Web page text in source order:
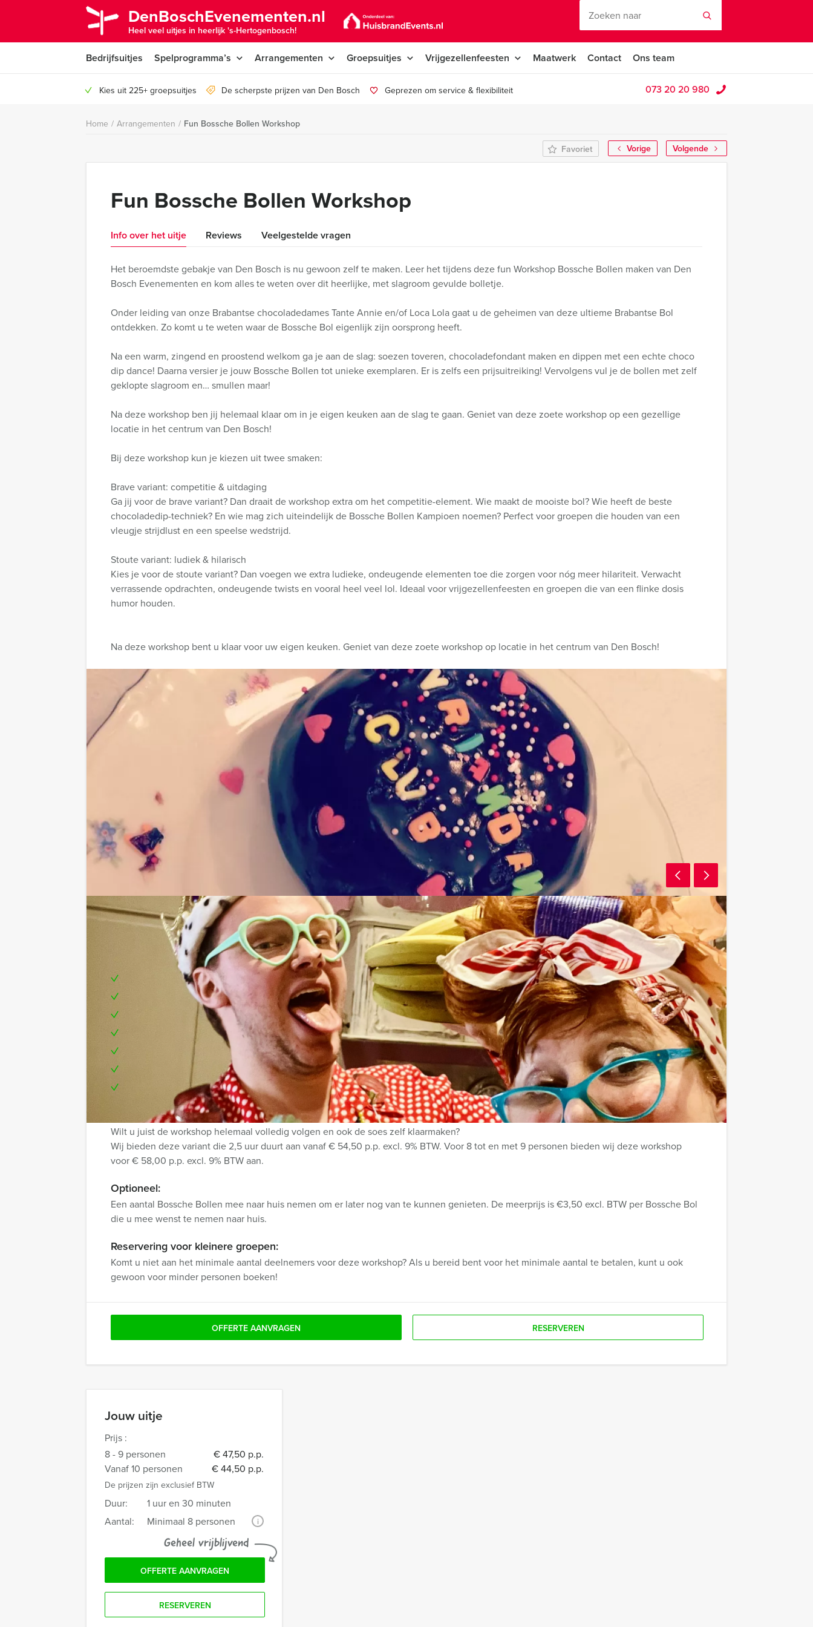
DenBoschEvenementen.nl
Heel veel uitjes in heerlijk 's-Hertogenbosch!
Bedrijfsuitjes Spelprogramma’s Arrangementen Groepsuitjes Vrijgezellenfeesten Maatwerk Contact Ons team
Kies uit 225+ groepsuitjes De scherpste prijzen van Den Bosch Geprezen om service & flexibiliteit 073 20 20 980
Home / Arrangementen / Fun Bossche Bollen Workshop
Vorige Volgende
Favoriet
Jouw uitje
Prijs :
8 - 9 personen
€ 47,50 p.p.
Vanaf 10 personen
€ 44,50 p.p.
De prijzen zijn exclusief BTW
Duur:
1 uur en 30 minuten
Aantal:
Minimaal 8 personen i
Geheel vrijblijvend
OFFERTE AANVRAGEN
RESERVEREN
Fun Bossche Bollen Workshop
Info over het uitje Reviews Veelgestelde vragen
Het beroemdste gebakje van Den Bosch is nu gewoon zelf te maken. Leer het tijdens deze fun Workshop Bossche Bollen maken van Den
Bosch Evenementen en kom alles te weten over dit heerlijke, met slagroom gevulde bolletje.
Onder leiding van onze Brabantse chocoladedames Tante Annie en/of Loca Lola gaat u de geheimen van deze ultieme Brabantse Bol
ontdekken. Zo komt u te weten waar de Bossche Bol eigenlijk zijn oorsprong heeft.
Na een warm, zingend en proostend welkom ga je aan de slag: soezen toveren, chocoladefondant maken en dippen met een echte choco
dip dance! Daarna versier je jouw Bossche Bollen tot unieke exemplaren. Er is zelfs een prijsuitreiking! Vervolgens vul je de bollen met zelf
geklopte slagroom en… smullen maar!
Na deze workshop ben jij helemaal klaar om in je eigen keuken aan de slag te gaan. Geniet van deze zoete workshop op een gezellige
locatie in het centrum van Den Bosch!
Bij deze workshop kun je kiezen uit twee smaken:
Brave variant: competitie & uitdaging
Ga jij voor de brave variant? Dan draait de workshop extra om het competitie-element. Wie maakt de mooiste bol? Wie heeft de beste
chocoladedip-techniek? En wie mag zich uiteindelijk de Bossche Bollen Kampioen noemen? Perfect voor groepen die houden van een
vleugje strijdlust en een speelse wedstrijd.
Stoute variant: ludiek & hilarisch
Kies je voor de stoute variant? Dan voegen we extra ludieke, ondeugende elementen toe die zorgen voor nóg meer hilariteit. Verwacht
verrassende opdrachten, ondeugende twists en vooral heel veel lol. Ideaal voor vrijgezellenfeesten en groepen die van een flinke dosis
humor houden.
Na deze workshop bent u klaar voor uw eigen keuken. Geniet van deze zoete workshop op locatie in het centrum van Den Bosch!
Een cacaodrankje bij aankomst
Enthousiaste begeleiding
Bossche Bollen ingrediënten (de soes is al klaargemaakt voor u)
Het maken van 1 Bossche Bol
Onbeperkt liefdesthee en koffie tijdens de workshop
Verkiezing, 3e, 2e en 1e plaats met een leuke verassing als hoofdprijs!
Te boeken op uw gewenste dag en tijdstip!
Verlengde versie:
Wilt u juist de workshop helemaal volledig volgen en ook de soes zelf klaarmaken?
Wij bieden deze variant die 2,5 uur duurt aan vanaf € 54,50 p.p. excl. 9% BTW. Voor 8 tot en met 9 personen bieden wij deze workshop
voor € 58,00 p.p. excl. 9% BTW aan.
Optioneel:
Een aantal Bossche Bollen mee naar huis nemen om er later nog van te kunnen genieten. De meerprijs is €3,50 excl. BTW per Bossche Bol
die u mee wenst te nemen naar huis.
Reservering voor kleinere groepen:
Komt u niet aan het minimale aantal deelnemers voor deze workshop? Als u bereid bent voor het minimale aantal te betalen, kunt u ook
gewoon voor minder personen boeken!
OFFERTE AANVRAGEN RESERVEREN